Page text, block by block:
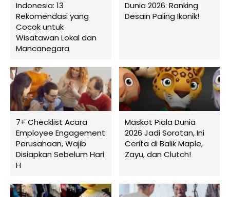
Indonesia: 13
Rekomendasi yang
Cocok untuk
Wisatawan Lokal dan
Mancanegara
Dunia 2026: Ranking
Desain Paling Ikonik!
7+ Checklist Acara
Employee Engagement
Perusahaan, Wajib
Disiapkan Sebelum Hari
H
Maskot Piala Dunia
2026 Jadi Sorotan, Ini
Cerita di Balik Maple,
Zayu, dan Clutch!